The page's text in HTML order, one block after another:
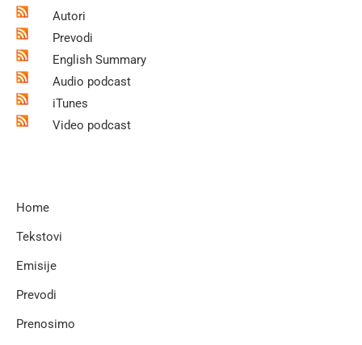
Autori
Prevodi
English Summary
Audio podcast
iTunes
Video podcast
Home
Tekstovi
Emisije
Prevodi
Prenosimo